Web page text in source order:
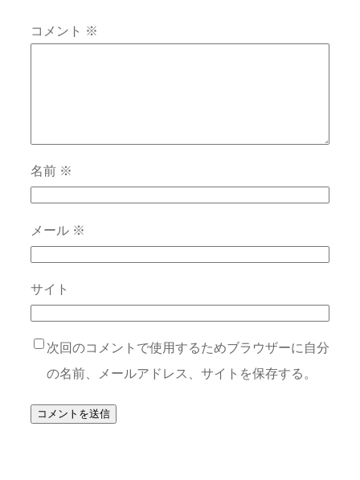
コメント ※
名前 ※
メール ※
サイト
次回のコメントで使用するためブラウザーに自分
の名前、メールアドレス、サイトを保存する。